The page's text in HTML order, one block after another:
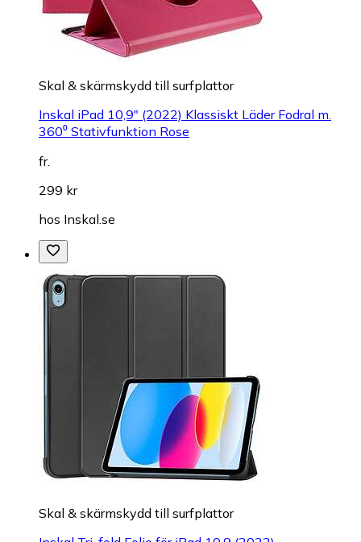
Skal & skärmskydd till surfplattor
Inskal iPad 10,9" (2022) Klassiskt Läder Fodral m.
360⁰ Stativfunktion Rose
fr.
299 kr
hos Inskal.se
Skal & skärmskydd till surfplattor